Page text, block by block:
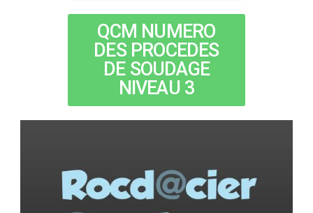
QCM NUMERO
DES PROCEDES
DE SOUDAGE
NIVEAU 3